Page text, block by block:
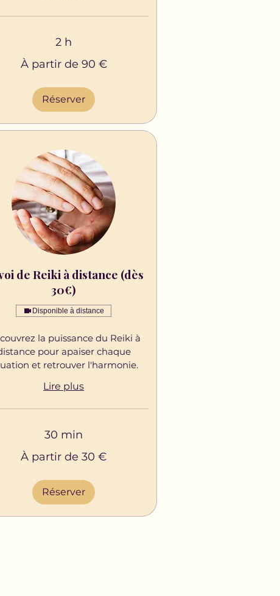
2 h
À partir de 90 €
Réserver
de Reiki à distance (dès
30€)
Disponible à distance
la puissance du Reiki à
pour apaiser chaque
et retrouver l'harmonie.
Lire plus
30 min
À partir de 30 €
Réserver